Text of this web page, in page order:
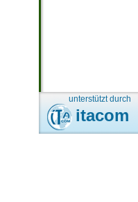
unterstützt durch
itacom